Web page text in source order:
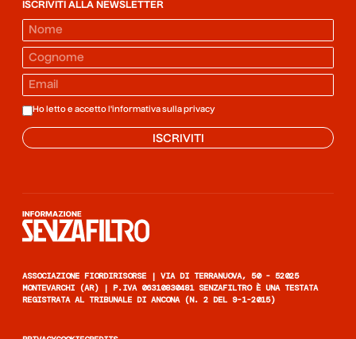
ISCRIVITI ALLA NEWSLETTER
Ho letto e accetto l'informativa sulla privacy
ISCRIVITI
ASSOCIAZIONE FIORDIRISORSE | VIA DI TERRANUOVA, 50 - 52025
MONTEVARCHI (AR) | P.IVA 06310830481 SENZAFILTRO È UNA TESTATA
REGISTRATA AL TRIBUNALE DI ANCONA (N. 2 DEL 9-1-2015)